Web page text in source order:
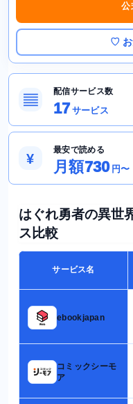
公
♡ お
▤
配信サービス数
17サービス
¥
最安で読める
月額730 円〜
はぐれ勇者の異世
ス比較
サービス名
ebookjapan
コミックシーモ
ア